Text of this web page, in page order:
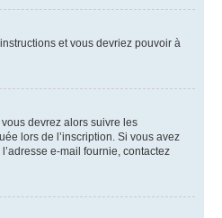
instructions et vous devriez pouvoir à
devrez alors suivre les
lors de l’inscription. Si vous avez
e-mail fournie, contactez